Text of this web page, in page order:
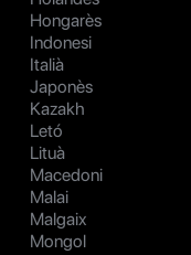
Hongarès
Indonesi
Italià
Japonès
Kazakh
Letó
Lituà
Macedoni
Malai
Malgaix
Mongol